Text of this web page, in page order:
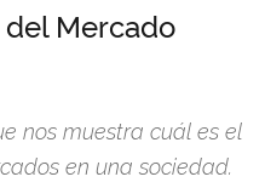
Mercado
nos muestra cuál es el
en una sociedad.